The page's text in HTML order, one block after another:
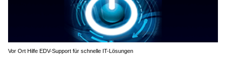
Vor Ort Hilfe EDV-Support für schnelle IT-Lösungen